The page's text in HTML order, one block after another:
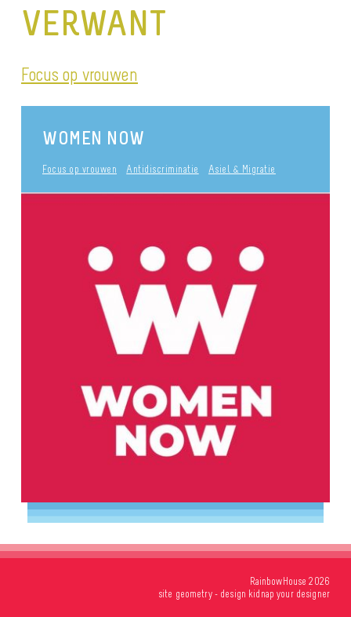
VERWANT
Focus op vrouwen
WOMEN NOW
Focus op vrouwen Antidiscriminatie Asiel & Migratie
RainbowHouse 2026
site geometry- design kidnap your designer